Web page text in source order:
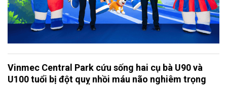
Vinmec Central Park cứu sống hai cụ bà U90 và
U100 tuổi bị đột quỵ nhồi máu não nghiêm trọng